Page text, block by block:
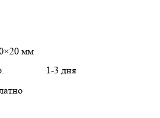
мм
1-3 дня